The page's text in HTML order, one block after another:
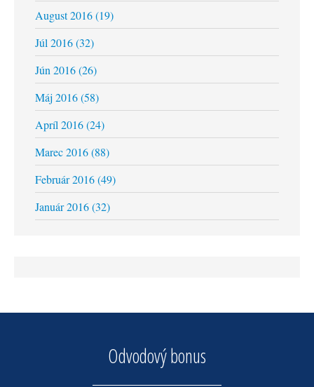
August 2016 (19)
Júl 2016 (32)
Jún 2016 (26)
Máj 2016 (58)
Apríl 2016 (24)
Marec 2016 (88)
Február 2016 (49)
Január 2016 (32)
Odvodový bonus